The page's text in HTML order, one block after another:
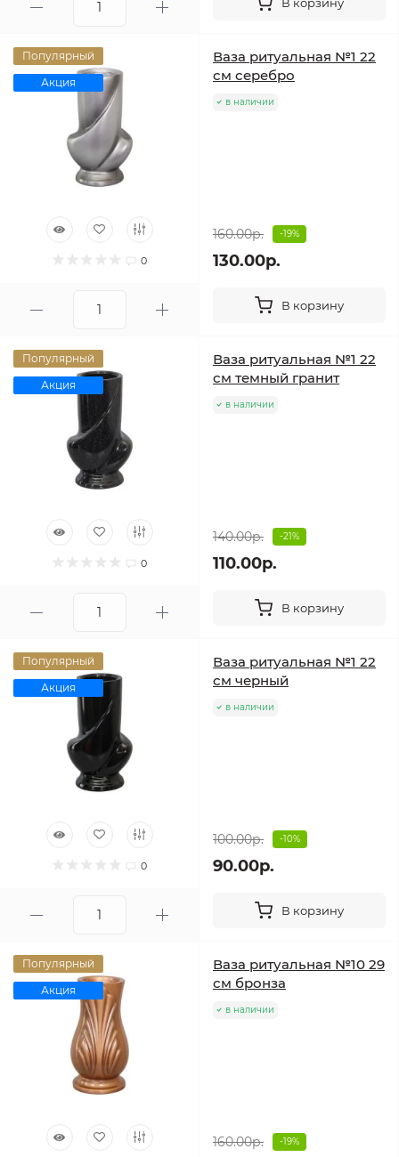
Популярный
Акция
0
Ваза ритуальная №1 22
см серебро
в наличии
160.00р. -19%
130.00р.
В корзину
Популярный
Акция
0
Ваза ритуальная №1 22
см темный гранит
в наличии
140.00р. -21%
110.00р.
В корзину
Популярный
Акция
0
Ваза ритуальная №1 22
см черный
в наличии
100.00р. -10%
90.00р.
В корзину
Популярный
Акция
Ваза ритуальная №10 29
см бронза
в наличии
160.00р. -19%